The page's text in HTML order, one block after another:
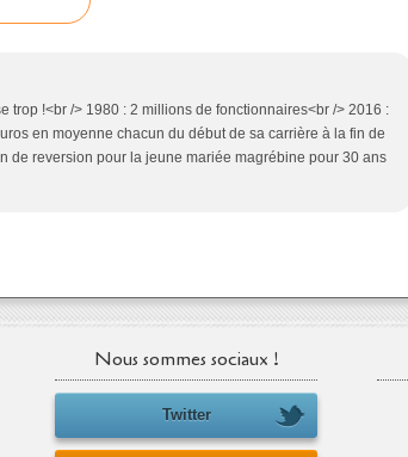
trop !<br /> 1980 : 2 millions de fonctionnaires<br /> 2016 :
en moyenne chacun du début de sa carrière à la fin de
de reversion pour la jeune mariée magrébine pour 30 ans
Nous sommes sociaux !
Twitter